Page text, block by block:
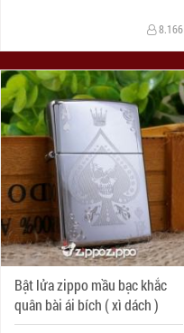
8.166
Bật lửa zippo mầu bạc khắc
quân bài ái bích ( xì dách )